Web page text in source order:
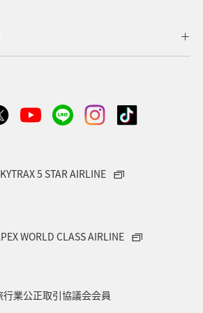
ワカサギ トラウト
県 マダイ 大分県
貯める
ション
5 STAR AIRLINE
WORLD CLASS AIRLINE
行業公正取引協議会会員